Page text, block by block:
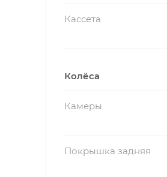
Кассета
Колёса
Камеры
Покрышка задняя